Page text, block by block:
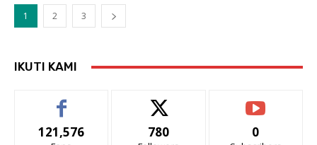
1 2 3
IKUTI KAMI
121,576 780 0